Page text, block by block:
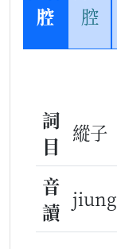
腔
腔
詞
目
縱子
音
讀
jiung